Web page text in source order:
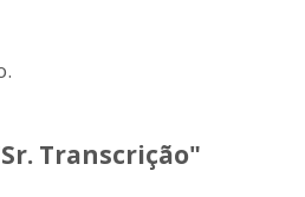
Transcrição"